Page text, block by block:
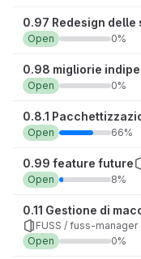
0.97 Redesign delle
Open
0%
0.98 migliorie
Open
0%
0.8.1
Open
66%
0.99 feature future
Open
8%
0.11 Gestione di
FUSS / fuss-manager
Open
0%